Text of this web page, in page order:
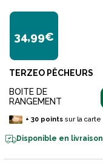
34,99€
TERZEO PÊCHEURS
BOITE DE
RANGEMENT
+ 30pointssur la carte
Disponible en livraison